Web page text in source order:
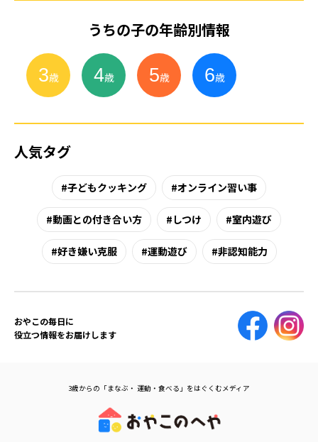
うちの子の年齢別情報
3歳 4歳 5歳 6歳
人気タグ
子どもクッキング オンライン習い事
動画との付き合い方 しつけ 室内遊び
好き嫌い克服 運動遊び 非認知能力
おやこの毎日に
役立つ情報をお届けします
3歳からの「まなぶ・ 運動・食べる」をはぐくむメディア